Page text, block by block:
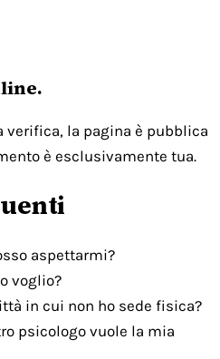
verifica, la pagina è pubblica
è esclusivamente tua.
aspettarmi?
voglio?
in cui non ho sede fisica?
psicologo vuole la mia